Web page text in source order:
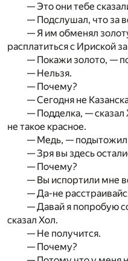
— Это они тебе
— Подслушал, что за
— Я им обменял
расплатиться с Ириской
— Покажи золото, —
— Нельзя.
— Почему?
— Сегодня не
— Подделка, — сказал
не такое красное.
— Медь, — подытожил
— Зря вы здесь
— Почему?
— Вы испортили мне
— Да-не
— Давай я попробую
сказал Хол.
— Не получится.
— Почему?